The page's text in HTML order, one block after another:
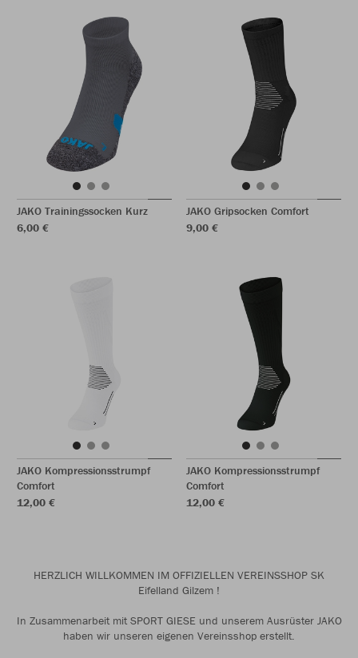
JAKO Trainingssocken Kurz
6,00 €
JAKO Gripsocken Comfort
9,00 €
JAKO Kompressionsstrumpf
Comfort
12,00 €
JAKO Kompressionsstrumpf
Comfort
12,00 €
HERZLICH WILLKOMMEN IM OFFIZIELLEN VEREINSSHOP SK
Eifelland Gilzem !
In Zusammenarbeit mit SPORT GIESE und unserem Ausrüster JAKO
haben wir unseren eigenen Vereinsshop erstellt.